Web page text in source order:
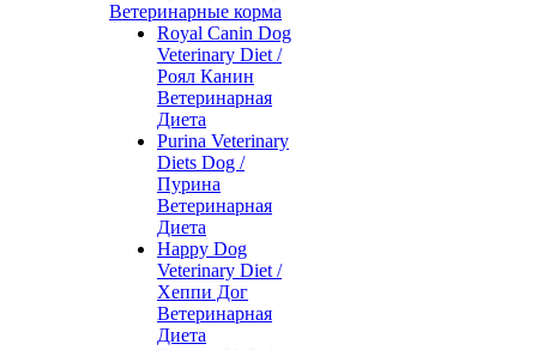
Ветеринарные корма
Royal Canin Dog
Veterinary Diet /
Роял Канин
Ветеринарная
Диета
Purina Veterinary
Diets Dog /
Пурина
Ветеринарная
Диета
Happy Dog
Veterinary Diet /
Хеппи Дог
Ветеринарная
Диета